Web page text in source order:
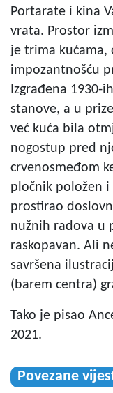
Portarate i kina
vrata. Prostor
je trima kućama,
impozantnošću
Izgrađena 1930-
stanove, a u
već kuća bila
nogostup pred
crvenosmeđom
pločnik položen i
prostirao
nužnih radova u
raskopavan. Ali
savršena
(barem centra)
Tako je pisao
2021.
Povezane